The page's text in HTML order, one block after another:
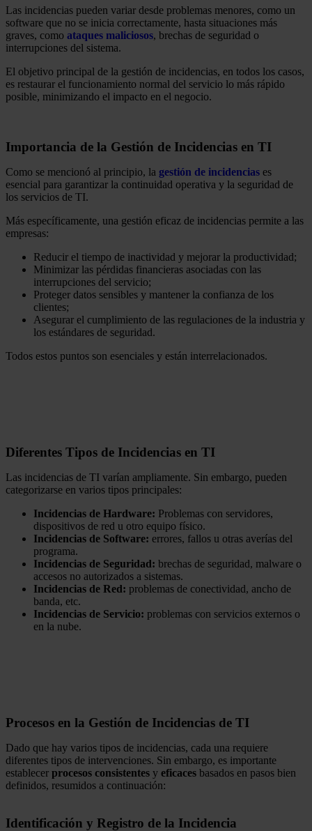
Las incidencias pueden variar desde problemas menores, como un
software que no se inicia correctamente, hasta situaciones más
graves, como ataques maliciosos, brechas de seguridad o
interrupciones del sistema.
El objetivo principal de la gestión de incidencias, en todos los casos,
es restaurar el funcionamiento normal del servicio lo más rápido
posible, minimizando el impacto en el negocio.
Importancia de la Gestión de Incidencias en TI
Como se mencionó al principio, la gestión de incidencias es
esencial para garantizar la continuidad operativa y la seguridad de
los servicios de TI.
Más específicamente, una gestión eficaz de incidencias permite a las
empresas:
Reducir el tiempo de inactividad y mejorar la productividad;
Minimizar las pérdidas financieras asociadas con las
interrupciones del servicio;
Proteger datos sensibles y mantener la confianza de los
clientes;
Asegurar el cumplimiento de las regulaciones de la industria y
los estándares de seguridad.
Todos estos puntos son esenciales y están interrelacionados.
Diferentes Tipos de Incidencias en TI
Las incidencias de TI varían ampliamente. Sin embargo, pueden
categorizarse en varios tipos principales:
Incidencias de Hardware: Problemas con servidores,
dispositivos de red u otro equipo físico.
Incidencias de Software: errores, fallos u otras averías del
programa.
Incidencias de Seguridad: brechas de seguridad, malware o
accesos no autorizados a sistemas.
Incidencias de Red: problemas de conectividad, ancho de
banda, etc.
Incidencias de Servicio: problemas con servicios externos o
en la nube.
Procesos en la Gestión de Incidencias de TI
Dado que hay varios tipos de incidencias, cada una requiere
diferentes tipos de intervenciones. Sin embargo, es importante
establecer procesos consistentes y eficaces basados en pasos bien
definidos, resumidos a continuación:
Identificación y Registro de la Incidencia